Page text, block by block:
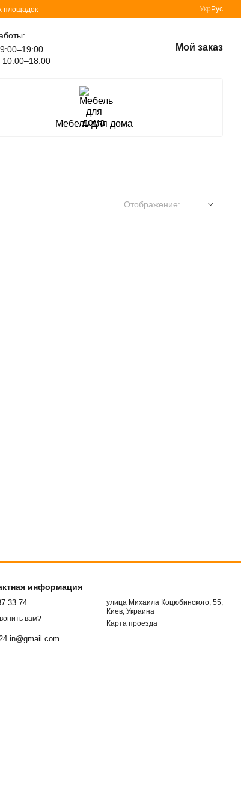
площадок Укр Рус
9:00–19:00
10:00–18:00
Мой заказ
Мебель для дома
Отображение:
информация
33 74
вам?
улица Михаила Коцюбинского, 55,
Киев, Украина
Карта проезда